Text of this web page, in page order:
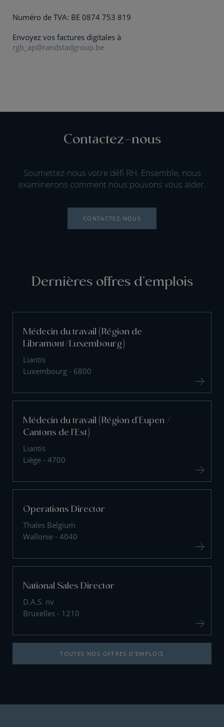
Numéro de TVA: BE 0874 753 819
Envoyez vos factures digitales à
rgb_ap@randstadgroup.be
Contactez-nous
Soumettez-nous votre défi RH. Ensemble, nous
examinerons comment nous pouvons vous aider.
CONTACTEZ-NOUS
Dernières offres d'emplois
Médecin du travail (Région de
Libramont/Luxembourg)
Liantis
Luxembourg - 6800
Médecin du travail (Région d'Eupen /
Cantons de l'Est)
Liantis
Liège - 4700
Operations Director
Thales Belgium
Wallonie - 4040
National Sales Director
D.A.S. nv
Bruxelles - 1210
TOUTES NOS OFFRES D'EMPLOIS